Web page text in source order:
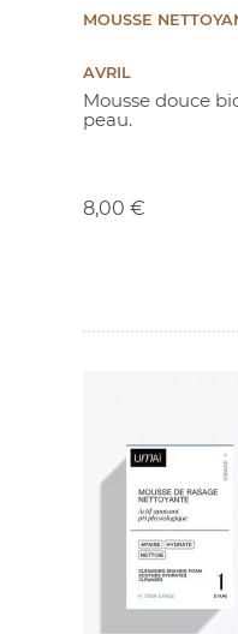
MOUSSE
AVRIL
Mousse douce
peau.
8,00 €